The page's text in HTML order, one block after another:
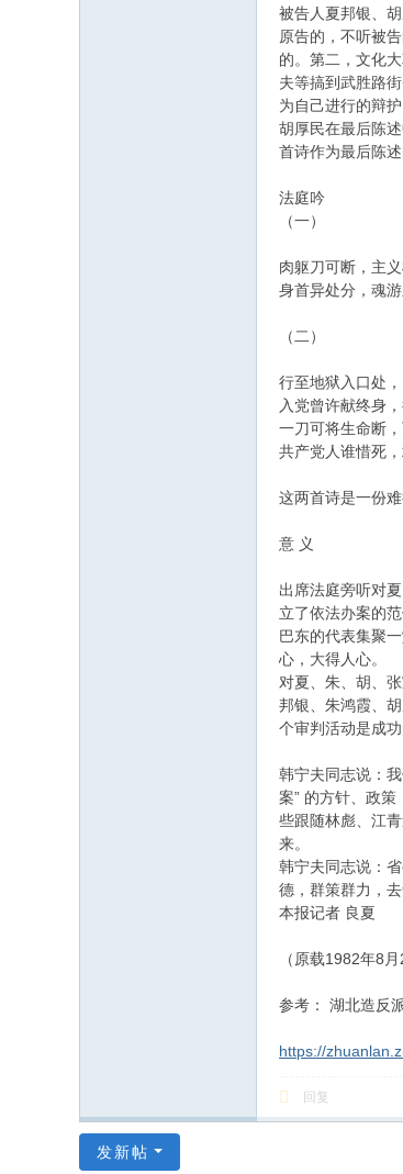
被告人夏邦银、
原告的，不听被
的。第二，文化
夫等搞到武胜路
为自己进行的辩
胡厚民在最后陈
首诗作为最后陈
法庭吟
（一）
肉躯刀可断，主义
身首异处分，魂游
（二）
行至地狱入口处，
入党曾许献终身
一刀可将生命断，
共产党人谁惜死，
这两首诗是一份
意 义
出席法庭旁听对
立了依法办案的
巴东的代表集聚
心，大得人心。
对夏、朱、胡、
邦银、朱鸿霞、
个审判活动是成
韩宁夫同志说：
案” 的方针、政
些跟随林彪、江
来。
韩宁夫同志说：
德，群策群力，
本报记者 良夏
（原载1982年8
参考： 湖北造反
https://
回复
发新帖